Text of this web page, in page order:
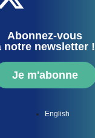
Abonnez-vous
notre newsletter !
Je m'abonne
English